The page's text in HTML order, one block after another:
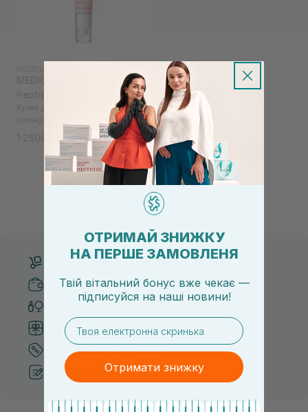
Peptide Eye Cream 30 мл
Крем для шкіри навколо очей з
полінуклеотидами та пептидами
Безкоштовна доставка від 3000 UAH
Безпечні способи оплати
Тільки оригінальна косметика
Система бонусів та лояльності
Кращі ціни та топ товари
Рекомендації від косметологів
ОТРИМАЙ ЗНИЖКУ
НА ПЕРШЕ ЗАМОВЛЕНЯ
Твій вітальний бонус вже чекає —
підписуйся на наші новини!
email
Отримати знижку